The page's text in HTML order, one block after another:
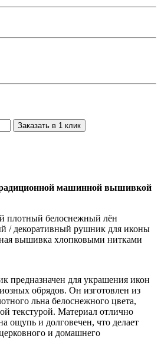
Заказать в 1 клик
машинной вышивкой
плотный белоснежный лён
/ декоративный рушник для иконы
вышивка хлопковыми нитками
предназначен для украшения икон
обрядов. Он изготовлен из
льна белоснежного цвета,
текстурой. Материал отлично
ощупь и долговечен, что делает
и домашнего